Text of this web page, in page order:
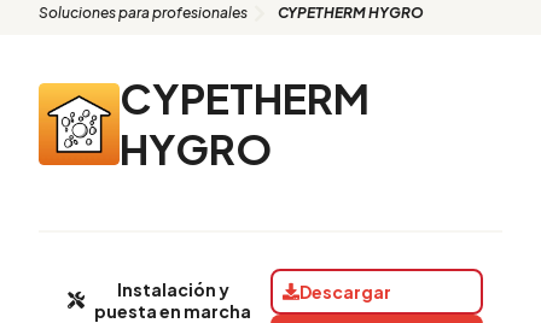
Soluciones para profesionales CYPETHERM HYGRO
CYPETHERM
HYGRO
Instalación y
puesta en marcha
Descargar